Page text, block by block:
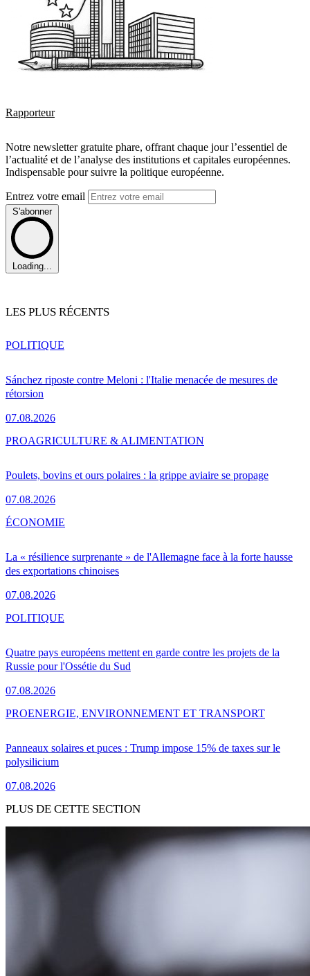
Rapporteur
Notre newsletter gratuite phare, offrant chaque jour l’essentiel de
l’actualité et de l’analyse des institutions et capitales européennes.
Indispensable pour suivre la politique européenne.
Entrez votre email
S'abonner
Loading...
LES PLUS RÉCENTS
Sánchez riposte contre Meloni : l'Italie menacée de mesures de
rétorsion
07.08.2026
POLITIQUE
Poulets, bovins et ours polaires : la grippe aviaire se propage
07.08.2026
PROAGRICULTURE & ALIMENTATION
La « résilience surprenante » de l'Allemagne face à la forte hausse
des exportations chinoises
07.08.2026
ÉCONOMIE
Quatre pays européens mettent en garde contre les projets de la
Russie pour l'Ossétie du Sud
07.08.2026
POLITIQUE
Panneaux solaires et puces : Trump impose 15% de taxes sur le
polysilicium
07.08.2026
PROENERGIE, ENVIRONNEMENT ET TRANSPORT
PLUS DE CETTE SECTION